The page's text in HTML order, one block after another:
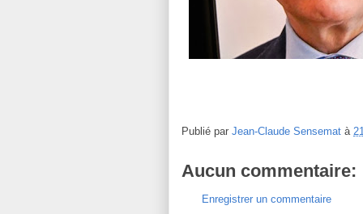
Publié par Jean-Claude Sensemat à
Aucun commentaire:
Enregistrer un commentaire